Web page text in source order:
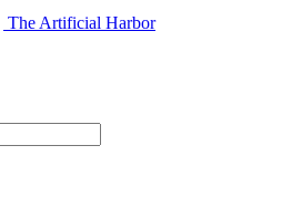
The Artificial Harbor